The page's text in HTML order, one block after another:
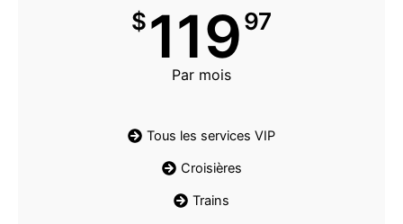
$11997
Par mois
Tous les services VIP
Croisières
Trains